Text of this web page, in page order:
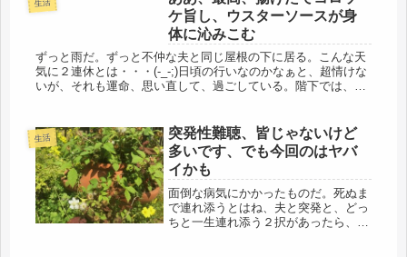
生活
ケ旨し、ウスターソースが身
体に沁みこむ
ずっと雨だ。ずっと不仲な夫と同じ屋根の下に居る。こんな天
気に２連休とは・・・(-_-;)日頃の行いなのかなぁと、超情けな
いが、それも運命、思い直して、過ごしている。階下では、こ
生活
突発性難聴、皆じゃないけど
多いです、でも今回のはヤバ
イかも
面倒な病気にかかったものだ。死ぬま
で連れ添うとはね、夫と突発と、どっ
ちと一生連れ添う２択があったら、雑